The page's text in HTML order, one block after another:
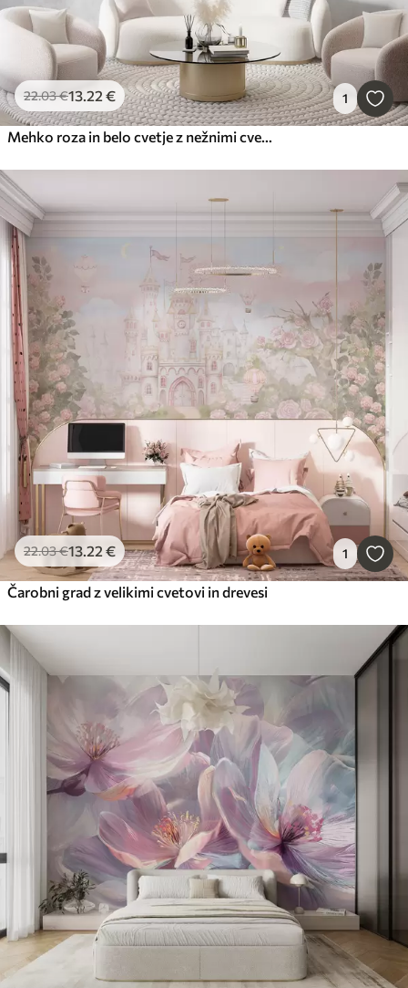
22.03€13.22 € 1
Mehko roza in belo cvetje z nežnimi cvetovi in listi na teksturiranem sivem ozadju
22.03€13.22 € 1
Čarobni grad z velikimi cvetovi in drevesi